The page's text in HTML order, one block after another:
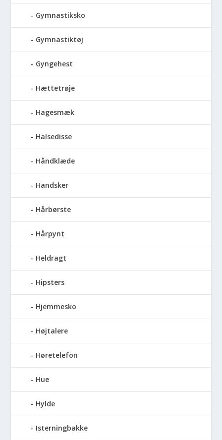
Gymnastiksko
Gymnastiktøj
Gyngehest
Hættetrøje
Hagesmæk
Halsedisse
Håndklæde
Handsker
Hårbørste
Hårpynt
Heldragt
Hipsters
Hjemmesko
Højtalere
Høretelefon
Hue
Hylde
Isterningbakke